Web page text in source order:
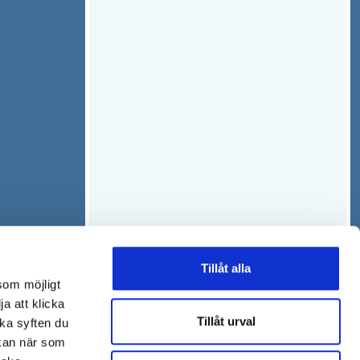
möjligt
att klicka
syften du
när som
Tillåt alla
Tillåt urval